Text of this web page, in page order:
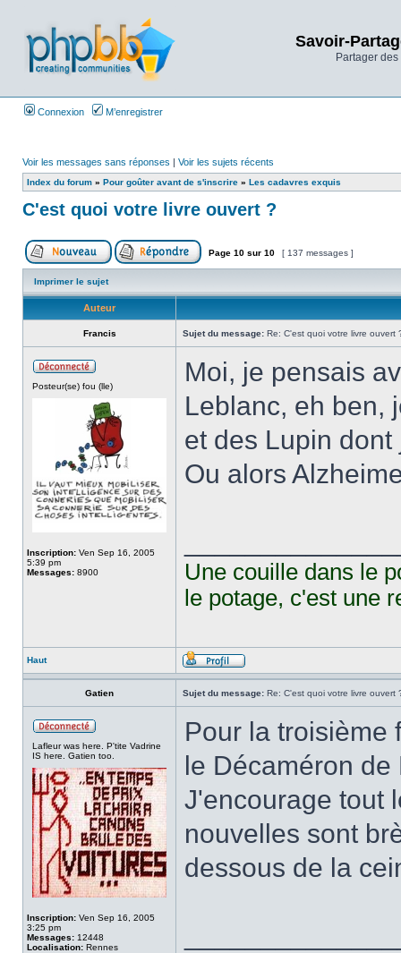
Savoir-
Partager
Connexion M’enregistrer
Voir les messages sans réponses | Voir les sujets récents
Index du forum » Pour goûter avant de s'inscrire » Les cadavres exquis
C'est quoi votre livre ouvert ?
Page 10 sur 10 [ 137 messages ]
Imprimer le sujet
Auteur
Francis Sujet du message: Re: C'est quoi votre livre ouvert
Posteur(se) fou (lle)
Inscription: Ven Sep 16, 2005
5:39 pm
Messages: 8900
Moi, je pensais
Leblanc, eh ben,
et des Lupin
Ou alors
Une couille dans le
le potage, c'est une
Haut
Gatien Sujet du message: Re: C'est quoi votre livre ouvert
Lafleur was here. P'tite Vadrine
IS here. Gatien too.
Inscription: Ven Sep 16, 2005
3:25 pm
Messages: 12448
Localisation: Rennes
Pour la troisième
le Décaméron de
J'encourage tout
nouvelles sont
dessous de la